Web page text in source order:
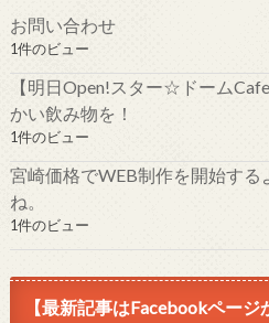
お問い合わせ
1件のビュー
【明日Open!スター☆ドーム
かい飲み物を！
1件のビュー
宮崎価格でWEB制作を開始す
ね。
1件のビュー
【最新記事はFacebookページ